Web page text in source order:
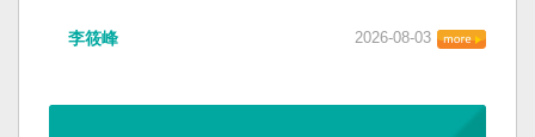
李筱峰 2026-08-03